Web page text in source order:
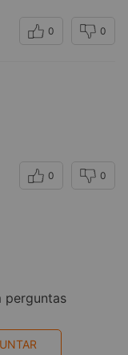
0 0
0 0
perguntas